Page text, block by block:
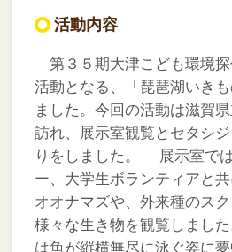
活動内容
第３５期大津こども環境
活動となる、「琵琶湖いき
ました。今回の活動は滋賀
訪れ、展示室観覧とセタシ
りをしました。
展示室で
ー、大学生ボランティアと
オオナマズや、外来種のス
様々な生き物を観覧しまし
は魚が縦横無尽に泳ぐ姿に